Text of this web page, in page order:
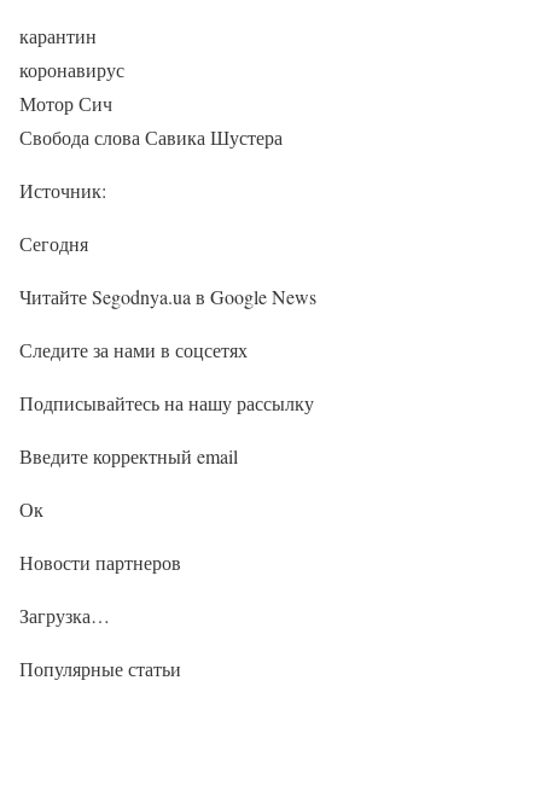
карантин
коронавирус
Мотор Сич
Свобода слова Савика Шустера
Источник:
Сегодня
Читайте Segodnya.ua в Google News
Следите за нами в соцсетях
Подписывайтесь на нашу рассылку
Введите корректный email
Ок
Новости партнеров
Загрузка…
Популярные статьи